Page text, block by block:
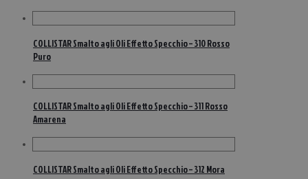
COLLISTAR Smalto agli Oli Effetto Specchio – 310 Rosso
Puro
COLLISTAR Smalto agli Oli Effetto Specchio – 311 Rosso
Amarena
COLLISTAR Smalto agli Oli Effetto Specchio – 312 Mora